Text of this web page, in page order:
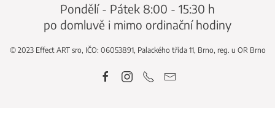
Pondělí - Pátek 8:00 - 15:30 h
po domluvě i mimo ordinační hodiny
© 2023 Effect ART sro, IČO: 06053891, Palackého třída 11, Brno, reg. u OR Brno